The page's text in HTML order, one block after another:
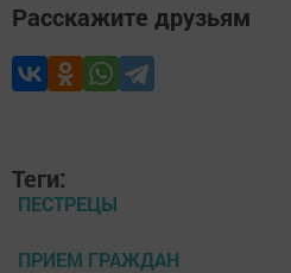
Расскажите друзьям
Теги:
ПЕСТРЕЦЫ
ПРИЕМ ГРАЖДАН